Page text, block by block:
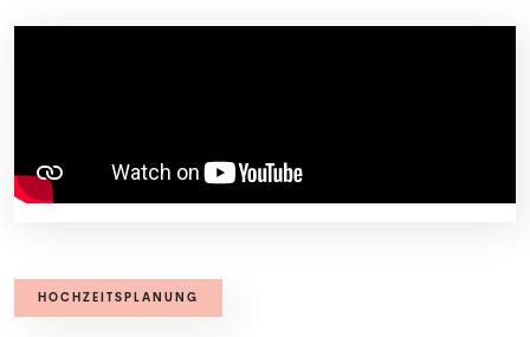
HOCHZEITSPLANUNG